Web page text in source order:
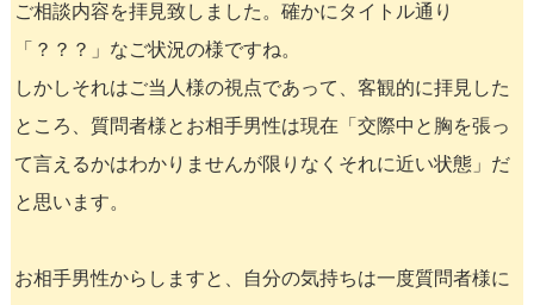
ご相談内容を拝見致しました。確かにタイトル通り
「？？？」なご状況の様ですね。
しかしそれはご当人様の視点であって、客観的に拝見した
ところ、質問者様とお相手男性は現在「交際中と胸を張っ
て言えるかはわかりませんが限りなくそれに近い状態」だ
と思います。
お相手男性からしますと、自分の気持ちは一度質問者様に